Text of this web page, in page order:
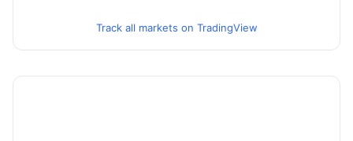
Track all markets on TradingView